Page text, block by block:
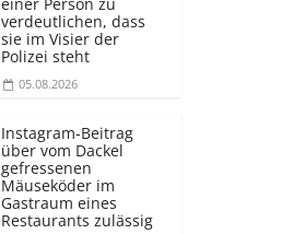
verdeutlichen, dass
sie im Visier der
Polizei steht
05.08.2026
Instagram-Beitrag
über vom Dackel
gefressenen
Mäuseköder im
Gastraum eines
Restaurants zulässig